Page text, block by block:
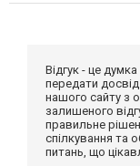
Відгук - це
передати
нашого сайту з
залишеного
правильне
спілкування та
питань, що